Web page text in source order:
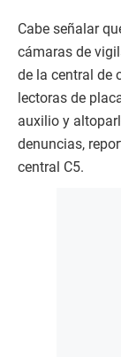
Cabe señalar
cámaras de
de la central de
lectoras de
auxilio y
denuncias,
central C5.